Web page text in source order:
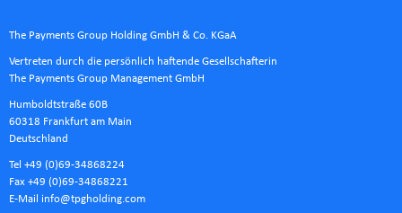
The Payments Group Holding GmbH & Co. KGaA
Vertreten durch die persönlich haftende Gesellschafterin
The Payments Group Management GmbH
Humboldtstraße 60B
60318 Frankfurt am Main
Deutschland
Tel +49 (0)69-34868224
Fax +49 (0)69-34868221
E-Mail info@tpgholding.com